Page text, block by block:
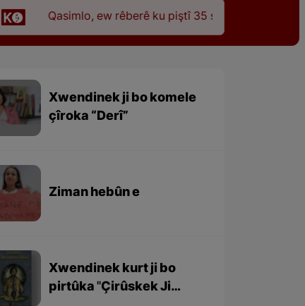
Qasimlo, ew rêberê ku piştî 35 sal ji şehîdbûna wî hê jî
Xwendinek ji bo komele
çîroka “Derî”
Ziman hebûn e
Xwendinek kurt ji bo
pirtûka ''Çirûskek Ji